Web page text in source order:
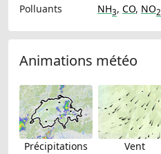
Polluants
NH3, CO, NO2
Animations météo
Précipitations Vent